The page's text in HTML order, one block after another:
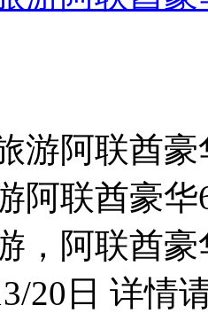
游阿联酋
阿联酋豪
，阿联酋
20日 详情